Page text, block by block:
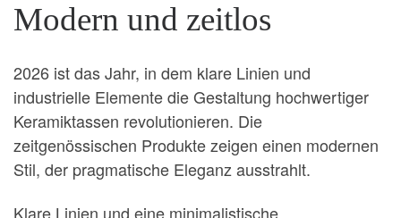
Modern und zeitlos
2026 ist das Jahr, in dem klare Linien und
industrielle Elemente die Gestaltung hochwertiger
Keramiktassen revolutionieren. Die
zeitgenössischen Produkte zeigen einen modernen
Stil, der pragmatische Eleganz ausstrahlt.
Klare Linien und eine minimalistische